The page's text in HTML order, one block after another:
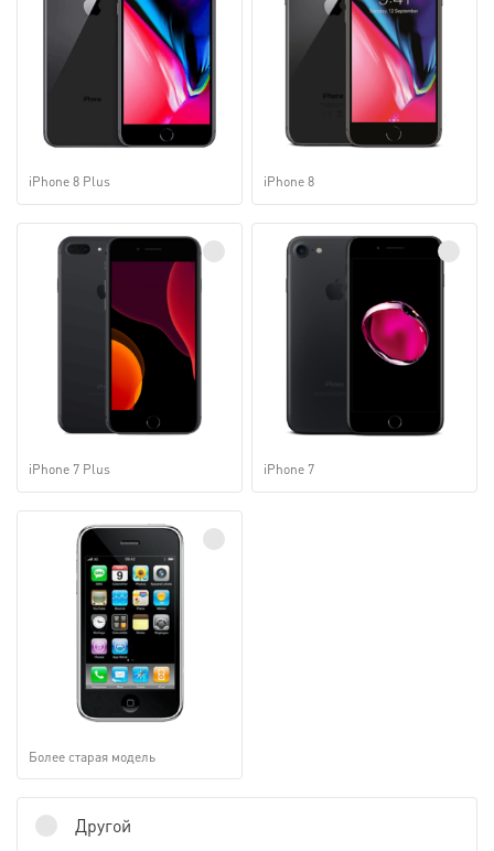
iPhone 8 Plus iPhone 8
iPhone 7 Plus iPhone 7
Более старая модель
Другой